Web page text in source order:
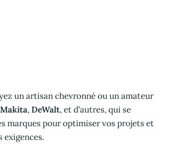
un artisan chevronné ou un amateur
Makita,DeWalt, et d’autres, qui se
marques pour optimiser vos projets et
exigences.